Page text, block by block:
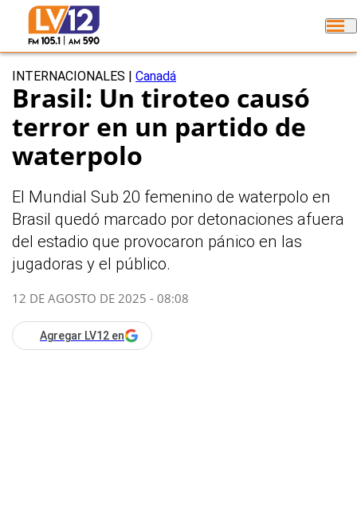
INTERNACIONALES Canadá
Brasil: Un tiroteo causó
terror en un partido de
waterpolo
El Mundial Sub 20 femenino de waterpolo en
Brasil quedó marcado por detonaciones afuera
del estadio que provocaron pánico en las
jugadoras y el público.
12 DE AGOSTO DE 2025 - 08:08
Agregar LV12 en